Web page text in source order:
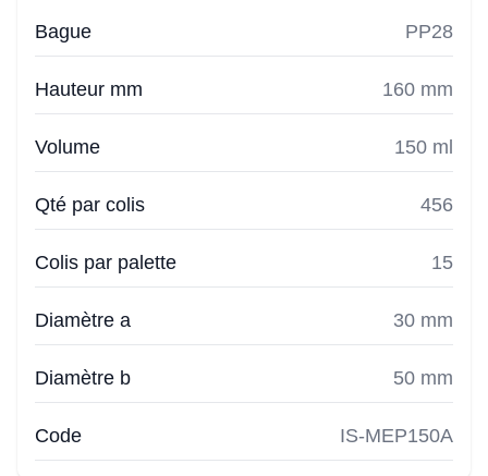
Bague PP28
Hauteur mm 160 mm
Volume 150 ml
Qté par colis 456
Colis par palette 15
Diamètre a 30 mm
Diamètre b 50 mm
Code IS-MEP150A